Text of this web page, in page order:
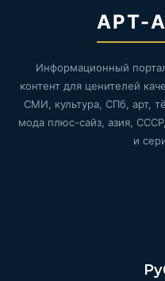
АРТ-
Информационный
контент для ценителей
СМИ, культура, СПб, арт,
мода плюс-сайз, азия,
и